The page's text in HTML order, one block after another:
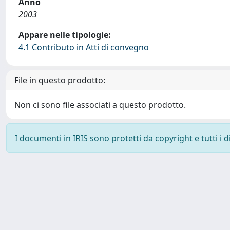
2003
Appare nelle tipologie:
4.1 Contributo in Atti di convegno
File in questo prodotto:
Non ci sono file associati a questo prodotto.
I documenti in IRIS sono protetti da copyright e tutti i